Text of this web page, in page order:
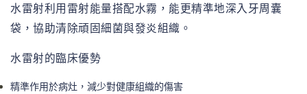
水雷射利用雷射能量搭配水霧，能更精準地深入牙周囊
袋，協助清除頑固細菌與發炎組織。
水雷射的臨床優勢
精準作用於病灶，減少對健康組織的傷害